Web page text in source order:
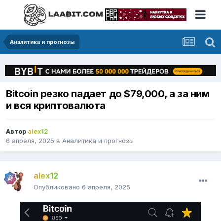
Аналитика и прогнозы
Bitcoin резко падает до $79,000, а за ним
и вся криптовалюта
Автор alex12
6 апреля, 2025 в Аналитика и прогнозы
alex12
Опубликовано 6 апреля, 2025